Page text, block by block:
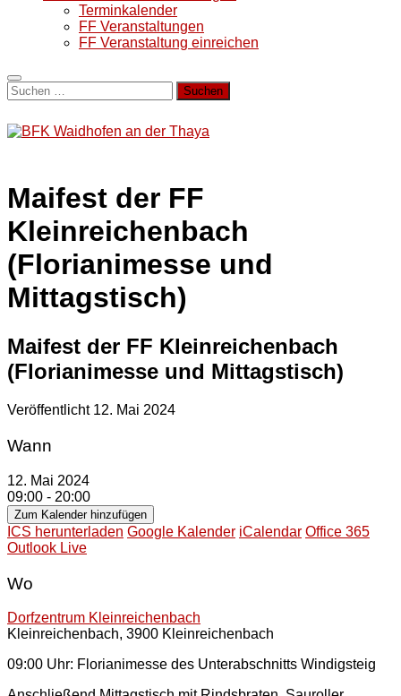
Terminkalender
FF Veranstaltungen
FF Veranstaltung einreichen
Suchen
nach:
Maifest der FF
Kleinreichenbach
(Florianimesse und
Mittagstisch)
Maifest der FF Kleinreichenbach
(Florianimesse und Mittagstisch)
Veröffentlicht 12. Mai 2024
Wann
12. Mai 2024
09:00 - 20:00
Zum Kalender hinzufügen
ICS herunterladen Google Kalender iCalendar Office 365
Outlook Live
Wo
Dorfzentrum Kleinreichenbach
Kleinreichenbach, 3900 Kleinreichenbach
09:00 Uhr: Florianimesse des Unterabschnitts Windigsteig